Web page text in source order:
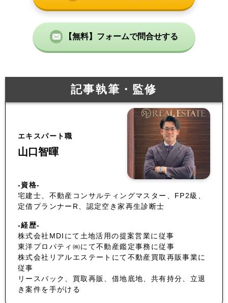
【無料】フォームで問合せする
記事執筆・監修
エキスパート職
山口智暉
-資格-
宅建士、不動産コンサルティングマスター、FP2級、
定借プランナーR、認定空き家再生診断士
-経歴-
株式会社MDIにて土地活用の提案営業に従事
東洋プロパティ㈱にて不動産鑑定事務に従事
株式会社リアルエステートにて不動産買取再販事業に
従事
リースバック、買取再販、借地底地、共有持分、立退
き案件を手がける